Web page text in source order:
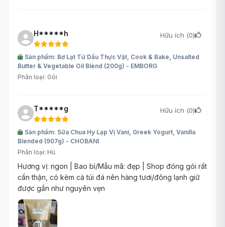
H*****h Hữu ích (0)
Sản phẩm: Bơ Lạt Từ Dầu Thực Vật, Cook & Bake, Unsalted
Butter & Vegetable Oil Blend (200g) - EMBORG
Phân loại: Gói
T*****g Hữu ích (0)
Sản phẩm: Sữa Chua Hy Lạp Vị Vani, Greek Yogurt, Vanilla
Blended (907g) - CHOBANI
Phân loại: Hũ
Hương vị: ngon | Bao bì/Mẫu mã: đẹp | Shop đóng gói rất
cẩn thận, có kèm cả túi đá nên hàng tươi/đông lạnh giữ
được gần như nguyên vẹn